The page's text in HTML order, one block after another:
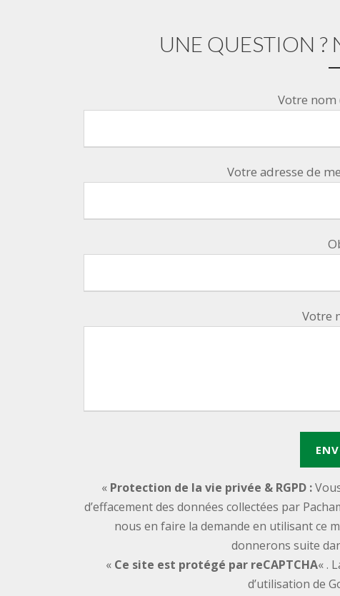
UNE QUESTION ?
Votre
Votre adresse de
Votre
« Protection de la vie privée & RGPD :
d’effacement des données collectées par
nous en faire la demande en utilisant ce
donnerons suite
« Ce site est protégé par reCAPTCHA« .
d’utilisation de